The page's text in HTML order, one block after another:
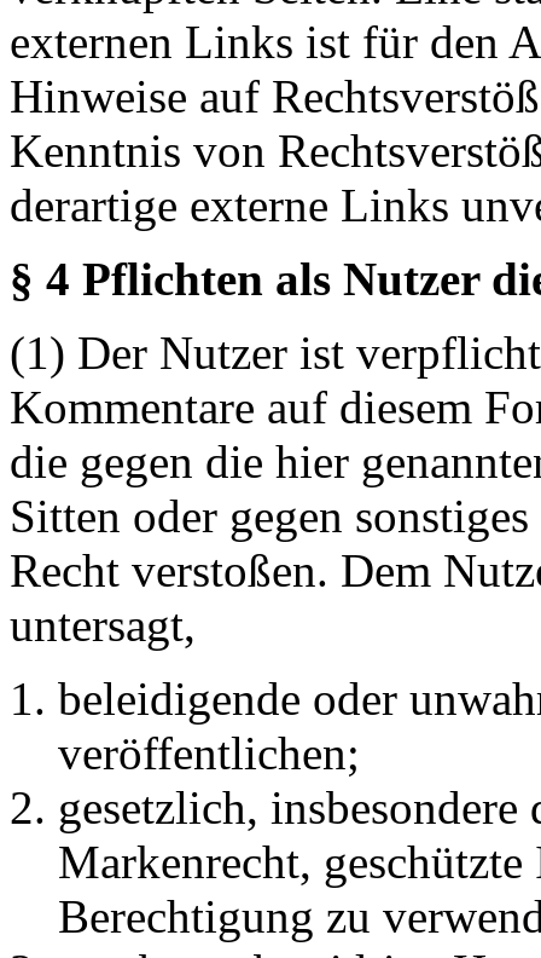
externen Links ist für den
Hinweise auf
Kenntnis von
derartige externe Links
§ 4 Pflichten als Nutzer
(1) Der Nutzer ist
Kommentare auf diesem
die gegen die hier
Sitten oder gegen
Recht verstoßen. Dem
untersagt,
beleidigende oder
veröffentlichen;
gesetzlich,
Markenrecht, geschützte
Berechtigung zu